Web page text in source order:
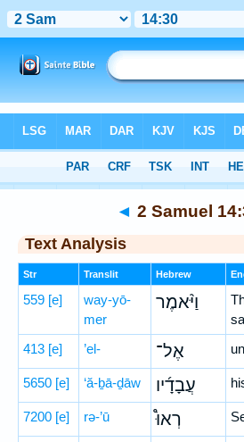
> 2 Samuel 14:30
◄ 2 Samuel
Text Analysis
Str Translit Hebrew
559 [e]
way-yō-
mer
וַיֹּ֨אמֶר
413 [e] ’el- אֶל־
5650 [e] ‘ă-ḇā-ḏāw עֲבָדָ֜יו
7200 [e] rə-’ū רְאוּ֩